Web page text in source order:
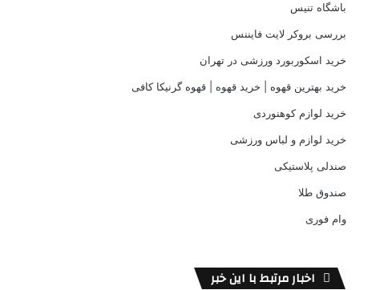
باشگاه تنیس
بررسی بروکر لایت فایننس
خرید اسکوربورد ورزشی در تهران
خرید بهترین قهوه | خرید قهوه | قهوه گرنیکا کافی
خرید لوازم کوهنوردی
خرید لوازم و لباس ورزشی
صندلی پلاستیکی
صندوق طلا
وام فوری
اخبار مرتبط با این خبر